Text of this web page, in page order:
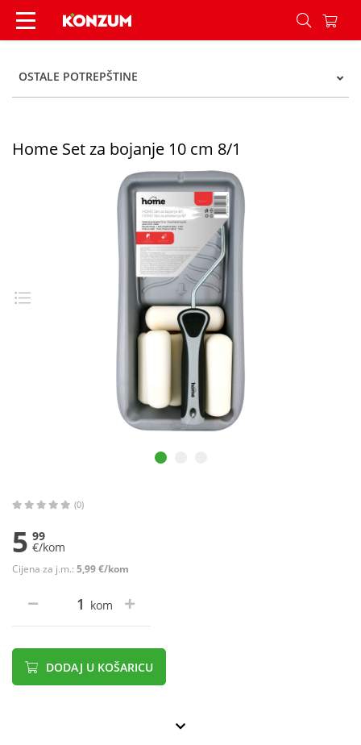
Home Set za bojanje 10 cm 8/1 - Konzum
OSTALE POTREPŠTINE
Home Set za bojanje 10 cm 8/1
(0)
5 99
€/kom
Cijena za j.m.: 5,99 €/kom
kom
DODAJ U KOŠARICU